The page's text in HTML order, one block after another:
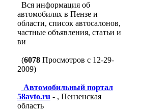
Вся информация об
автомобилях в Пензе и
области, список автосалонов,
частные объявления, статьи и
ви
(6078Просмотров с 12-29-
2009)
Автомобильный портал
58avto.ru - , Пензенская
область